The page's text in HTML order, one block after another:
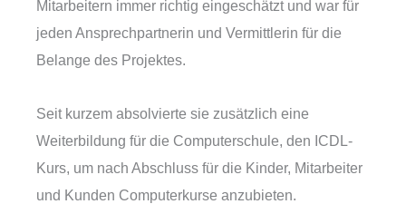
Mitarbeitern immer richtig eingeschätzt und war für
jeden Ansprechpartnerin und Vermittlerin für die
Belange des Projektes.
Seit kurzem absolvierte sie zusätzlich eine
Weiterbildung für die Computerschule, den ICDL-
Kurs, um nach Abschluss für die Kinder, Mitarbeiter
und Kunden Computerkurse anzubieten.